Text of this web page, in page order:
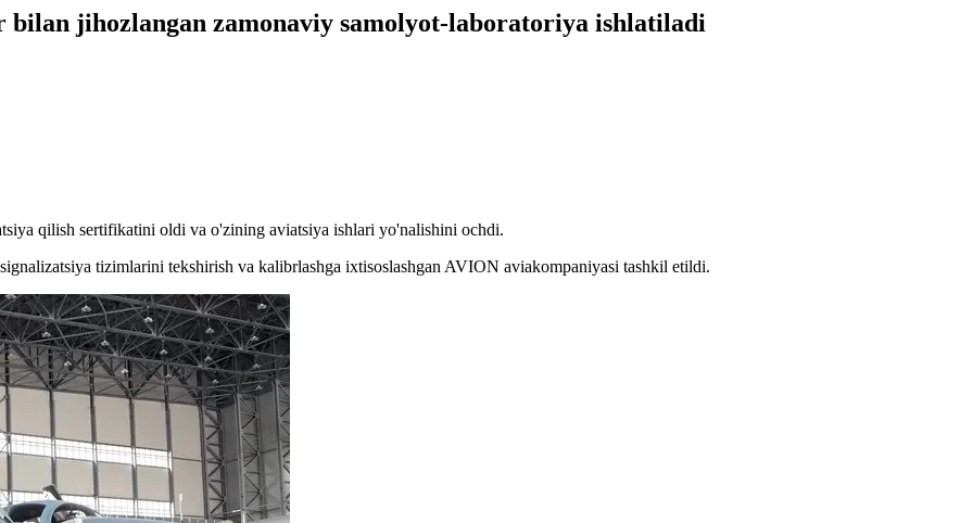
jihozlangan zamonaviy samolyot-laboratoriya ishlatiladi
qilish sertifikatini oldi va o'zining aviatsiya ishlari yo'nalishini ochdi.
tizimlarini tekshirish va kalibrlashga ixtisoslashgan AVION aviakompaniyasi tashkil etildi.